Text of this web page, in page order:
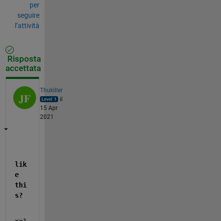
per
seguire
l’attività
Risposta
accettata
Thukiller
il
15 Apr
2021
lik
e
thi
s?